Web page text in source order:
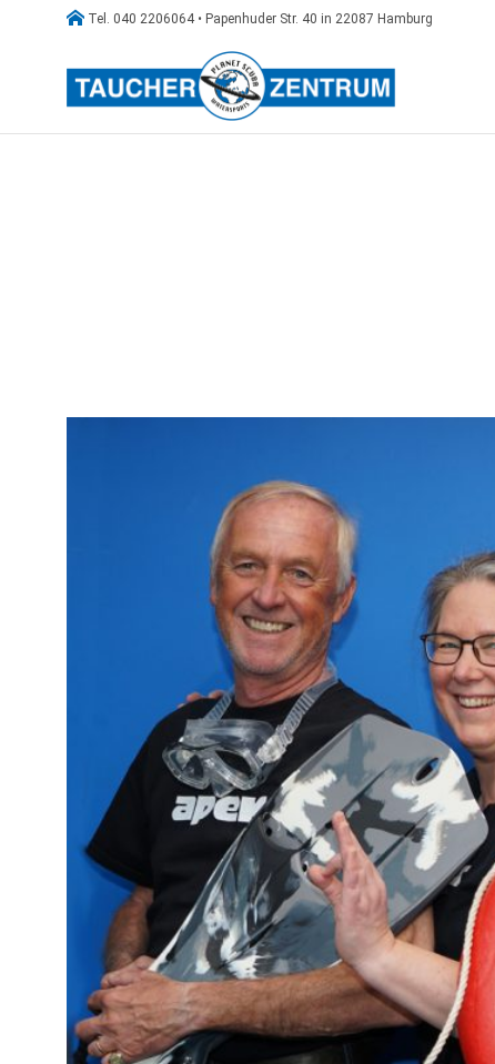
 Tel. 040 2206064 • Papenhuder Str. 40 in 22087 Hamburg